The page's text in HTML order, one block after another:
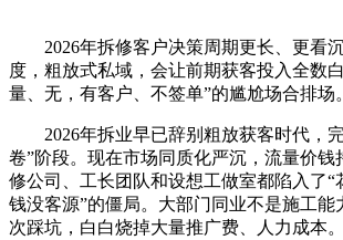
2026年拆修客户决策周期更长、更看
度，粗放式私域，会让前期获客投入全数
量、无，有客户、不签单”的尴尬场合排场。
2026年拆业早已辞别粗放获客时代，完
卷”阶段。现在市场同质化严沉，流量价钱
修公司、工长团队和设想工做室都陷入了“
钱没客源”的僵局。大部门同业不是施工能
次踩坑，白白烧掉大量推广费、人力成本